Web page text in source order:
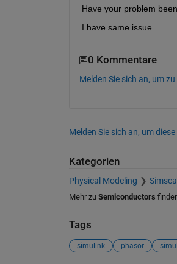
Have your problem
I have same issue..
0 Kommentare
Melden Sie sich an, um
Melden Sie sich an, um
Kategorien
Physical Modeling
Mehr zu Semiconductors
Tags
simulink phasor